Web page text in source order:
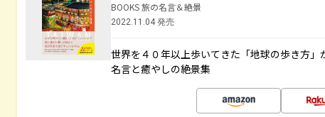
BOOKS 旅の名言＆絶景
2022.11.04 発売
世界を４０年以上歩いてきた「地球の歩き方
名言と癒やしの絶景集